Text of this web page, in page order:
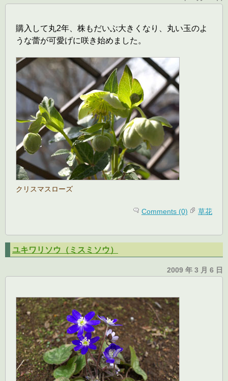
購入して丸2年、株もだいぶ大きくなり、丸い玉のよ
うな蕾が可愛げに咲き始めました。
クリスマスローズ
Comments (0) 草花
ユキワリソウ（ミスミソウ）
2009 年 3 月 6 日